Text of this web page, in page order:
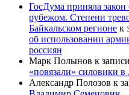
ГосДума приняла
рубежом. Степени
Байкальском регионе к
об использовании
россиян
Марк Полынов к записи
«повязали» силовики в
Александр Полозов к